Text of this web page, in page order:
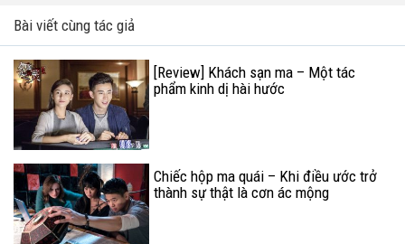
Bài viết cùng tác giả
[Review] Khách sạn ma – Một tác
phẩm kinh dị hài hước
Chiếc hộp ma quái – Khi điều ước trở
thành sự thật là cơn ác mộng